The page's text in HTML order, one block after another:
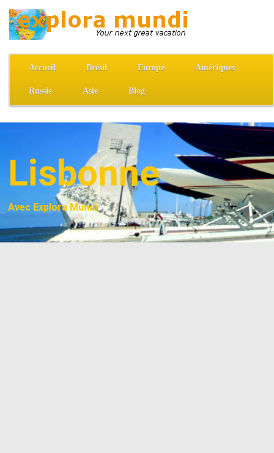
Accueil Brésil Europe Amériques
Russie Asie Blog
Lisbonne
Avec Explora Mundi